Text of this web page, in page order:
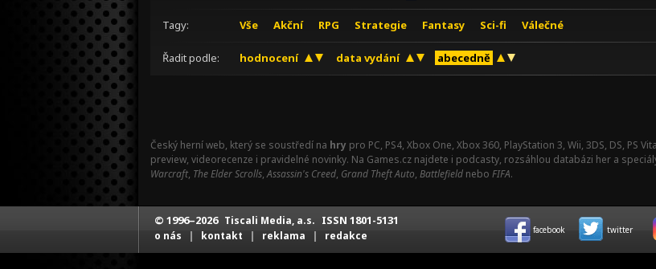
Tagy: Vše Akční RPG Strategie Fantasy Sci-fi Válečné
Řadit podle: hodnocení data vydání abecedně
Český herní web, který se soustředí na hry pro PC, PS4, Xbox One, Xbox 360, PlayStation 3, Wii, 3DS, DS, PS
preview, videorecenze i pravidelné novinky. Na Games.cz najdete i podcasty, rozsáhlou databázi her a
Warcraft, The Elder Scrolls,Assassin's Creed, Grand Theft Auto, Battlefield nebo FIFA.
© 1996–2026 Tiscali Media, a.s. ISSN 1801-5131
o nás | kontakt | reklama | redakce facebook twitter